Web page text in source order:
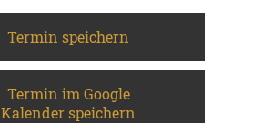
Termin speichern
Termin im Google
Kalender speichern